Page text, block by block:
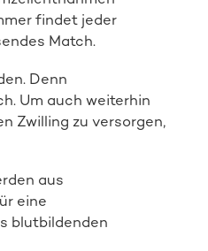
findet jeder
Match.
Denn
Um auch weiterhin
Zwilling zu versorgen,
aus
eine
blutbildenden